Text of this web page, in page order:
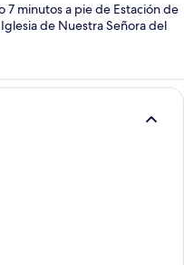
7 minutos a pie de Estación de
de Nuestra Señora del